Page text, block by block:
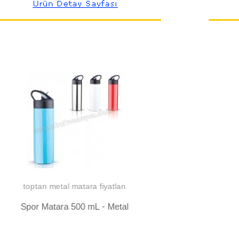
toptan metal matara fiyatları
Spor Matara 500 mL - Metal